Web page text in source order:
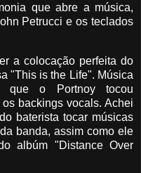
que abre a música,
Petrucci e os teclados
a colocação perfeita do
"This is the Life". Música
que o Portnoy tocou
backings vocals. Achei
baterista tocar músicas
banda, assim como ele
albúm "Distance Over